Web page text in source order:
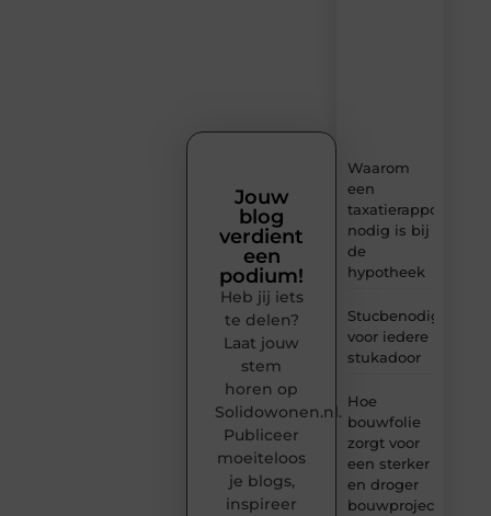
Waarom
een
taxatierapport
nodig is bij
de
hypotheek
Stucbenodigheden
voor iedere
stukadoor
Hoe
bouwfolie
zorgt voor
een sterker
en droger
bouwproject
Jouw
blog
verdient
een
podium!
Heb jij iets
te delen?
Laat jouw
stem
horen op
Solidowonen.nl.
Publiceer
moeiteloos
je blogs,
inspireer